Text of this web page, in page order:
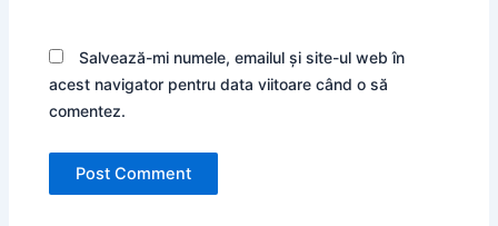
Salvează-mi numele, emailul și site-ul web în
acest navigator pentru data viitoare când o să
comentez.